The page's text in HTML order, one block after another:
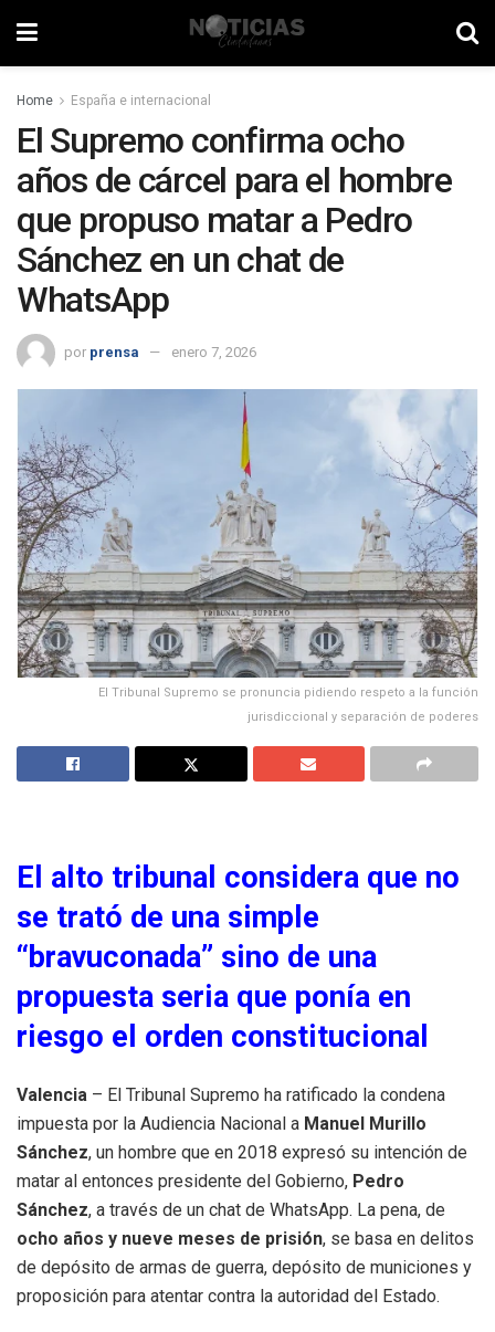
Home España e internacional
El Supremo confirma ocho
años de cárcel para el hombre
que propuso matar a Pedro
Sánchez en un chat de
WhatsApp
por prensa enero 7, 2026
El Tribunal Supremo se pronuncia pidiendo respeto a la función
jurisdiccional y separación de poderes
El alto tribunal considera que no
se trató de una simple
“bravuconada” sino de una
propuesta seria que ponía en
riesgo el orden constitucional
Valencia – El Tribunal Supremo ha ratificado la condena
impuesta por la Audiencia Nacional a Manuel Murillo
Sánchez, un hombre que en 2018 expresó su intención de
matar al entonces presidente del Gobierno, Pedro
Sánchez, a través de un chat de WhatsApp. La pena, de
ocho años y nueve meses de prisión, se basa en delitos
de depósito de armas de guerra, depósito de municiones y
proposición para atentar contra la autoridad del Estado.